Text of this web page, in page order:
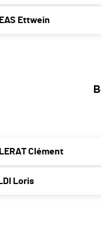
Ettwein
Clément
Loris